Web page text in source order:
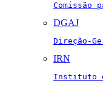
Comissão
DGAJ
Direção-
IRN
Instituto